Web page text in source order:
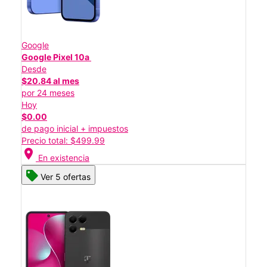
Google
Google Pixel 10a
Desde
$20.84 al mes
por 24 meses
Hoy
$0.00
de pago inicial + impuestos
Precio total: $499.99
location_on En existencia
Ver 5 ofertas